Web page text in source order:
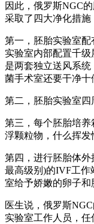
因此，俄罗斯NGC
采取了四大净化措施
第一，胚胎实验室配
实验室内部配置千
是两套独立送风系
菌手术室还要干净十
第二，胚胎实验室四
第三，每个胚胎培养
浮颗粒物，什么挥发
第四，进行胚胎体
最高级别)的IVF工作
室给予娇嫩的卵子和
医生说，俄罗斯
实验室工作人员，